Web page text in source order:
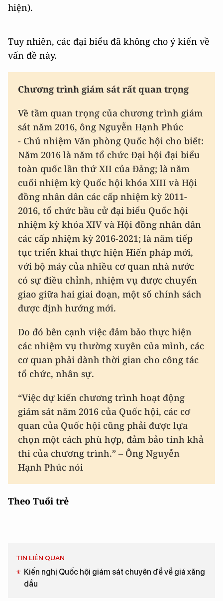
hiện).
Tuy nhiên, các đại biểu đã không cho ý kiến về
vấn đề này.
Chương trình giám sát rất quan trọng
Về tầm quan trọng của chương trình giám
sát năm 2016, ông Nguyễn Hạnh Phúc
- Chủ nhiệm Văn phòng Quốc hội cho biết:
Năm 2016 là năm tổ chức Đại hội đại biểu
toàn quốc lần thứ XII của Đảng; là năm
cuối nhiệm kỳ Quốc hội khóa XIII và Hội
đồng nhân dân các cấp nhiệm kỳ 2011-
2016, tổ chức bầu cử đại biểu Quốc hội
nhiệm kỳ khóa XIV và Hội đồng nhân dân
các cấp nhiệm kỳ 2016-2021; là năm tiếp
tục triển khai thực hiện Hiến pháp mới,
với bộ máy của nhiều cơ quan nhà nước
có sự điều chỉnh, nhiệm vụ được chuyển
giao giữa hai giai đoạn, một số chính sách
được định hướng mới.
Do đó bên cạnh việc đảm bảo thực hiện
các nhiệm vụ thường xuyên của mình, các
cơ quan phải dành thời gian cho công tác
tổ chức, nhân sự.
“Việc dự kiến chương trình hoạt động
giám sát năm 2016 của Quốc hội, các cơ
quan của Quốc hội cũng phải được lựa
chọn một cách phù hợp, đảm bảo tính khả
thi của chương trình.” – Ông Nguyễn
Hạnh Phúc nói
Theo Tuổi trẻ
TIN LIÊN QUAN
Kiến nghị Quốc hội giám sát chuyên đề về giá xăng
dầu